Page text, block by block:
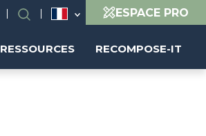
Rechercher ESPACE PRO
RESSOURCES RECOMPOSE-IT